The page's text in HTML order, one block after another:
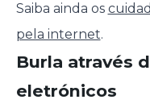
Saiba ainda os
pela internet.
Burla através
eletrónicos